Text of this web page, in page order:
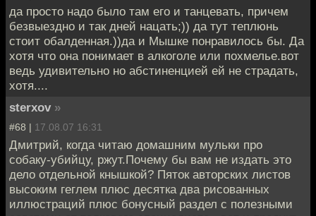
да просто надо было там его и танцевать, причем
безвыездно и так дней нацать;)) да тут теплюнь
стоит обалденная.))да и Мышке понравилось бы. Да
хотя что она понимает в алкоголе или похмелье.вот
ведь удивительно но абстиненцией ей не страдать,
хотя....
sterxov »
#68 | 17.08.07 16:31
Дмитрий, когда читаю домашним мульки про
собаку-убийцу, ржут.Почему бы вам не издать это
дело отдельной кнышкой? Пяток авторских листов
высоким геглем плюс десятка два рисованных
иллюстраций плюс бонусный раздел с полезными